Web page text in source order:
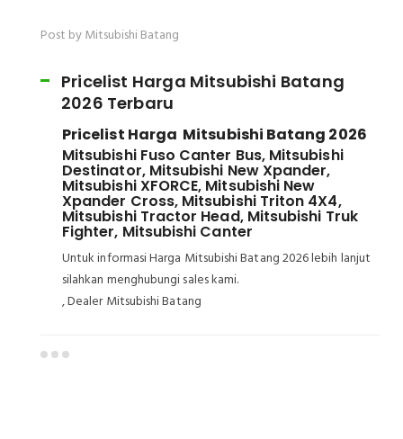
Post by Mitsubishi Batang
Pricelist Harga Mitsubishi Batang
2026 Terbaru
Pricelist Harga Mitsubishi Batang 2026
Mitsubishi Fuso Canter Bus, Mitsubishi
Destinator, Mitsubishi New Xpander,
Mitsubishi XFORCE, Mitsubishi New
Xpander Cross, Mitsubishi Triton 4X4,
Mitsubishi Tractor Head, Mitsubishi Truk
Fighter, Mitsubishi Canter
Untuk informasi Harga Mitsubishi Batang 2026 lebih lanjut
silahkan menghubungi sales kami.
, Dealer Mitsubishi Batang